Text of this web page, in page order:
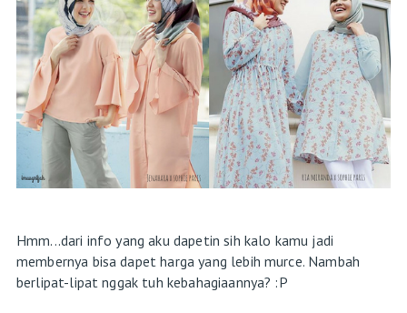
Hmm...dari info yang aku dapetin sih kalo kamu jadi
membernya bisa dapet harga yang lebih murce. Nambah
berlipat-lipat nggak tuh kebahagiaannya? :P